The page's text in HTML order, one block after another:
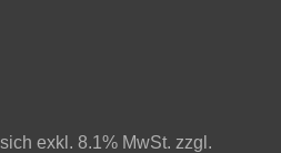
exkl. 8.1% MwSt. zzgl.